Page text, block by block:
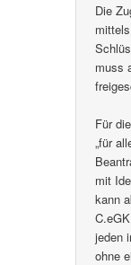
Die
muss
Für
„für
mit
kann
jeden
ohne